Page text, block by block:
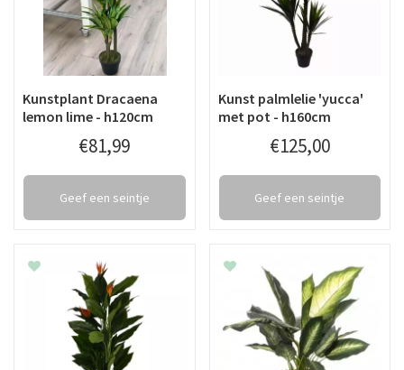
Kunstplant Dracaena
lemon lime - h120cm
€81,99
Geef een seintje
Kunst palmlelie 'yucca'
met pot - h160cm
€125,00
Geef een seintje